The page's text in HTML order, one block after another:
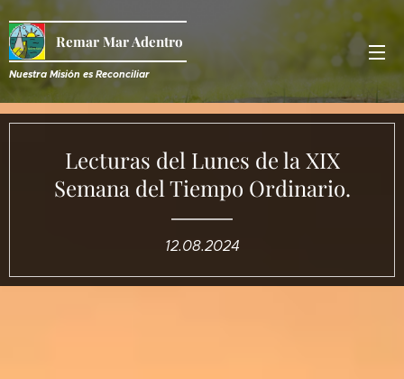
Remar Mar Adentro
Nuestra Misión es Reconciliar
Lecturas del Lunes de la XIX
Semana del Tiempo Ordinario.
12.08.2024